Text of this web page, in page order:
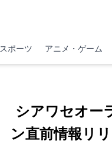
スポーツ アニメ・ゲーム
シアワセオー
ン直前情報リ